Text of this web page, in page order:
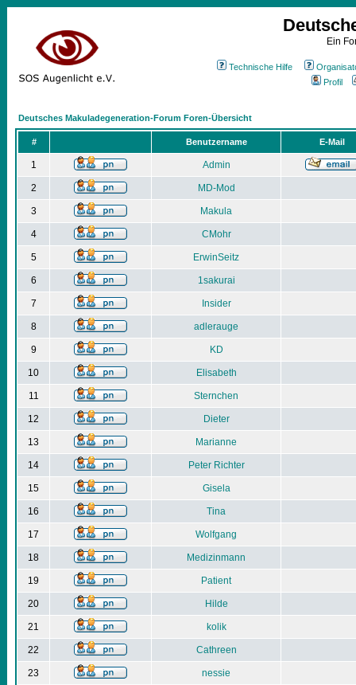
Ein
Technische Hilfe
Profil
Deutsches Makuladegeneration-Forum Foren-Übersicht
# Benutzername E-Mail
1 Admin
2 MD-Mod
3 Makula
4 CMohr
5 ErwinSeitz
6 1sakurai
7 Insider
8 adlerauge
9 KD
10 Elisabeth
11 Sternchen
12 Dieter
13 Marianne
14 Peter Richter
15 Gisela
16 Tina
17 Wolfgang
18 Medizinmann
19 Patient
20 Hilde
21 kolik
22 Cathreen
23 nessie